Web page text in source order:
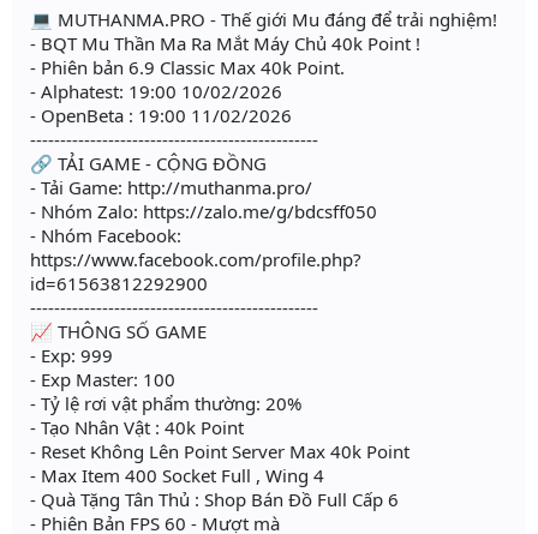
💻 MUTHANMA.PRO - Thế giới Mu đáng để trải nghiệm!
- BQT Mu Thần Ma Ra Mắt Máy Chủ 40k Point !
- Phiên bản 6.9 Classic Max 40k Point.
- Alphatest: 19:00 10/02/2026
- OpenBeta : 19:00 11/02/2026
------------------------------------------------
🔗 TẢI GAME - CỘNG ĐỒNG
- Tải Game: http://muthanma.pro/
- Nhóm Zalo: https://zalo.me/g/bdcsff050
- Nhóm Facebook:
https://www.facebook.com/profile.php?
id=61563812292900
------------------------------------------------
📈 THÔNG SỐ GAME
- Exp: 999
- Exp Master: 100
- Tỷ lệ rơi vật phẩm thường: 20%
- Tạo Nhân Vật : 40k Point
- Reset Không Lên Point Server Max 40k Point
- Max Item 400 Socket Full , Wing 4
- Quà Tặng Tân Thủ : Shop Bán Đồ Full Cấp 6
- Phiên Bản FPS 60 - Mượt mà